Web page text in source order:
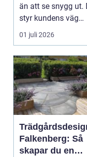
än att se snygg ut.
styr kundens väg
genom lokalen,
01 juli 2026
Falkenberg: Så
skapar du en